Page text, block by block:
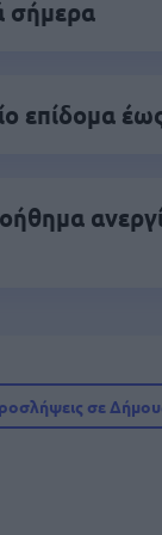
σήμερα
επίδομα
σε